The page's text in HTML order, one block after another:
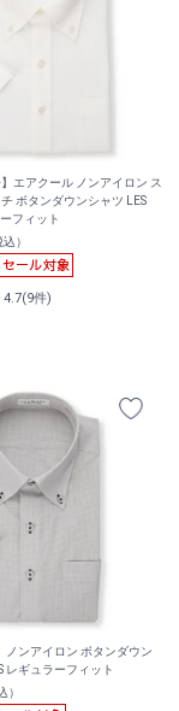
】エアクール ノンアイロン ス
ボタンダウンシャツ LES
フィット
）
4.7(9件)
ノンアイロン ボタンダウン
レギュラーフィット
）